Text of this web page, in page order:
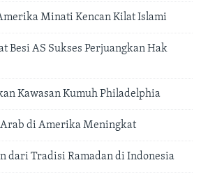
Minati Kencan Kilat Islami
Besi AS Sukses Perjuangkan Hak
Kawasan Kumuh Philadelphia
di Amerika Meningkat
dari Tradisi Ramadan di Indonesia